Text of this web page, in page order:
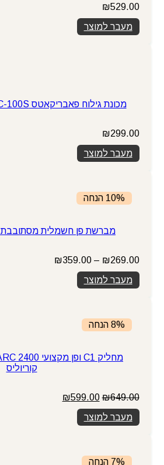
₪529.00
מעבר למוצר
מכונת גילוח פאבריקאטס FABRICUTS Null FC-100S
₪299.00
מעבר למוצר
10% הנחה
מברשת פן חשמלית מסתובבת 2 ראשים STORM
₪269.00
–
₪359.00
מעבר למוצר
8% הנחה
קוריוליס
₪649.00
המחיר
המקורי
היה:
₪649.00.
₪599.00
מעבר למוצר
7% הנחה